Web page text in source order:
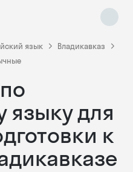
язык
Владикавказ
языку для
к